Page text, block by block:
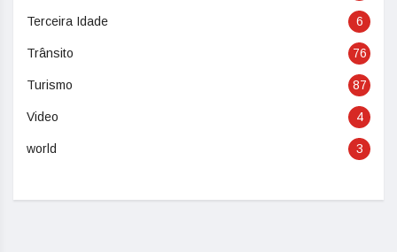
Terceira Idade 6
Trânsito 76
Turismo 87
Video 4
world 3